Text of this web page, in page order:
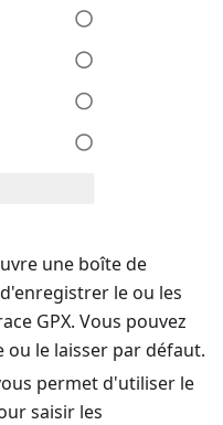
une boîte de
le ou les
GPX. Vous pouvez
ou le laisser par défaut.
permet d'utiliser le
saisir les